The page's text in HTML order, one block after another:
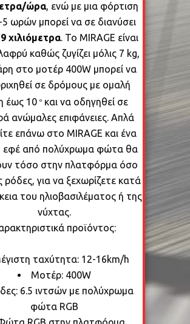
ώρα, ενώ με μια φόρτιση
ωρών μπορεί να σε διανύσει
9 χιλιόμετρα. Το MIRAGE είναι
καθώς ζυγίζει μόλις 7 kg,
στο μοτέρ 400W μπορεί να
σε δρόμους με ομαλή
έως 10 ο και να οδηγηθεί σε
ανώμαλες επιφάνειες. Απλά
επάνω στο MIRAGE και ένα
εφέ από πολύχρωμα φώτα θα
τόσο στην πλατφόρμα όσο
ρόδες, για να ξεχωρίζετε κατά
του ηλιοβασιλέματος ή της
νύχτας.
προϊόντος:
ταχύτητα: 12-16km/h
Μοτέρ: 400W
6.5 ιντσών με πολύχρωμα
φώτα RGB